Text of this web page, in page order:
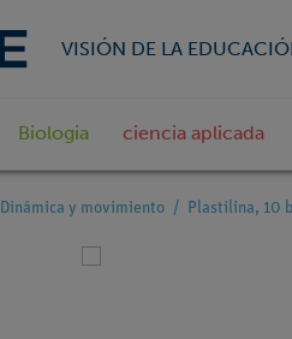
VISIÓN DE LA
Biologia ciencia aplicada
Dinámica y movimiento Plastilina, 10